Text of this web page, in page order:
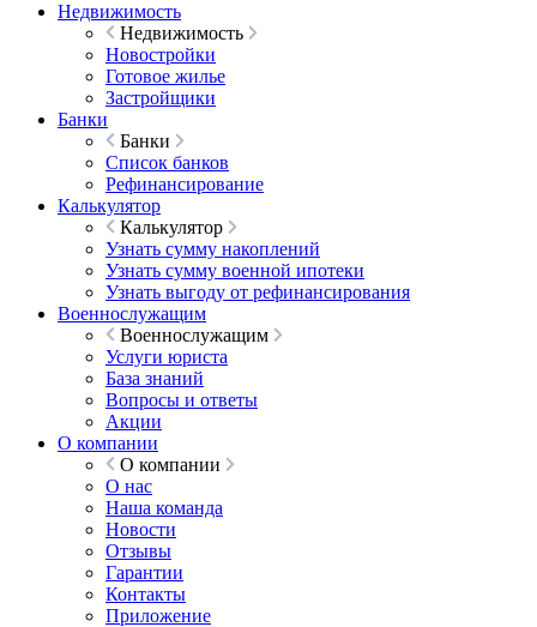
Недвижимость
Недвижимость
Новостройки
Готовое жилье
Застройщики
Банки
Банки
Список банков
Рефинансирование
Калькулятор
Калькулятор
Узнать сумму накоплений
Узнать сумму военной ипотеки
Узнать выгоду от рефинансирования
Военнослужащим
Военнослужащим
Услуги юриста
База знаний
Вопросы и ответы
Акции
О компании
О компании
О нас
Наша команда
Новости
Отзывы
Гарантии
Контакты
Приложение